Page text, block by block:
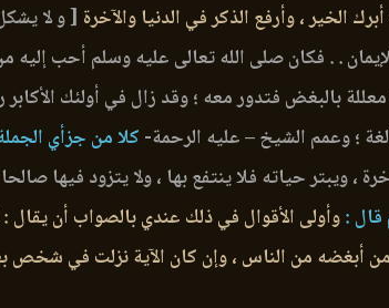
الخير ، وأرفع الذكر في الدنيا والآخرة [ و لا
. . فكان صلى الله تعالى عليه وسلم أحب إليه
بالبغض فتدور معه ؛ وقد زال في أولئك الأكابر
؛ وعمم الشيخ – عليه الرحمة- كلا من جزأي
ويبتر حياته فلا ينتفع بها ، ولا يتزود فيها
قال :وأولى الأقوال في ذلك عندي بالصواب أن يقال :
أبغضه من الناس ، وإن كان الآية نزلت في شخص